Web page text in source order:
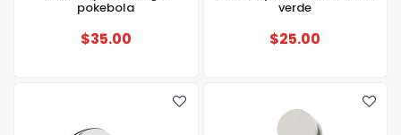
pokebola
$35.00
verde
$25.00